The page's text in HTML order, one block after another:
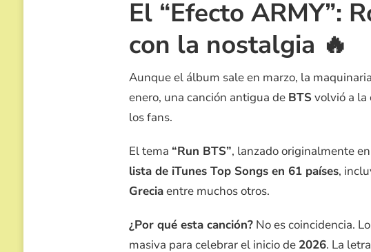
El “Efecto ARMY”:
con la nostalgia 🔥
Aunque el álbum sale en marzo, la
enero, una canción antigua de BTSvolvió a la
los fans.
El tema “Run BTS”, lanzado originalmente en
lista de iTunes Top Songs en 61 países,
Greciaentre muchos otros.
¿Por qué esta canción?No es coincidencia.
masiva para celebrar el inicio de 2026. La